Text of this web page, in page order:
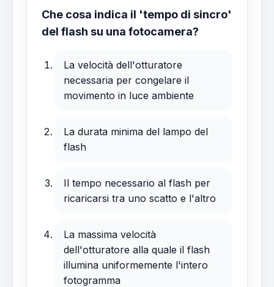
Che cosa indica il 'tempo di sincro'
del flash su una fotocamera?
La velocità dell'otturatore
necessaria per congelare il
movimento in luce ambiente
La durata minima del lampo del
flash
Il tempo necessario al flash per
ricaricarsi tra uno scatto e l'altro
La massima velocità
dell'otturatore alla quale il flash
illumina uniformemente l'intero
fotogramma